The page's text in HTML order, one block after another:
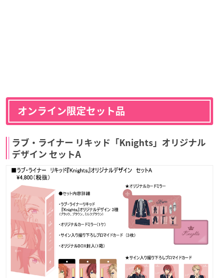
オンライン限定セット品
ラブ・ライナー リキッド「Knights」オリジナル
デザイン セットA